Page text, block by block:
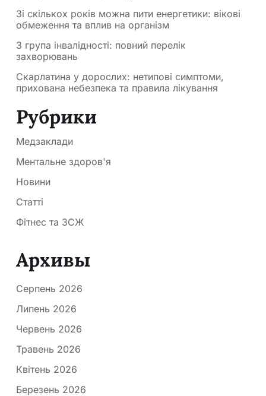
Зі скількох років можна пити енергетики: вікові
обмеження та вплив на організм
3 група інвалідності: повний перелік
захворювань
Скарлатина у дорослих: нетипові симптоми,
прихована небезпека та правила лікування
Рубрики
Медзаклади
Ментальне здоров'я
Новини
Статті
Фітнес та ЗСЖ
Архивы
Серпень 2026
Липень 2026
Червень 2026
Травень 2026
Квітень 2026
Березень 2026